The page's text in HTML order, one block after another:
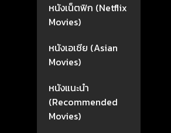
หนังเน็ตฟิก (Netflix
Movies)
หนังเอเชีย (Asian
Movies)
หนังแนะนำ
(Recommended
Movies)